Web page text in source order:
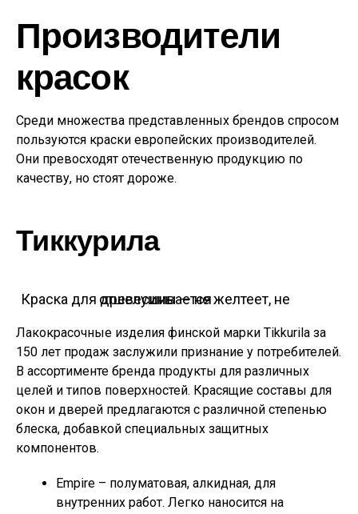
Производители
красок
Среди множества представленных брендов спросом
пользуются краски европейских производителей.
Они превосходят отечественную продукцию по
качеству, но стоят дороже.
Тиккурила
Краска для древесины — не желтеет, не отшелушивается
Лакокрасочные изделия финской марки Tikkurila за
150 лет продаж заслужили признание у потребителей.
В ассортименте бренда продукты для различных
целей и типов поверхностей. Красящие составы для
окон и дверей предлагаются с различной степенью
блеска, добавкой специальных защитных
компонентов.
Empire – полуматовая, алкидная, для
внутренних работ. Легко наносится на